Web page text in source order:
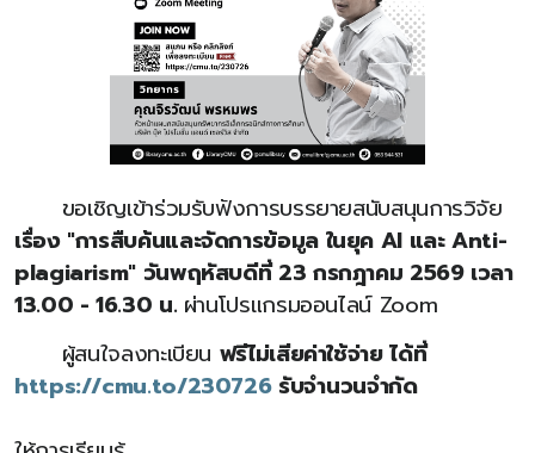
ขอเชิญเข้าร่วมรับฟังการบรรยายสนับสนุนการวิจัย
เรื่อง "การสืบค้นและจัดการข้อมูล ในยุค AI และ Anti-
plagiarism" วันพฤหัสบดีที่ 23 กรกฎาคม 2569 เวลา
13.00 - 16.30 น. ผ่านโปรแกรมออนไลน์ Zoom
ผู้สนใจลงทะเบียน ฟรีไม่เสียค่าใช้จ่าย ได้ที่
https://cmu.to/230726 รับจำนวนจำกัด